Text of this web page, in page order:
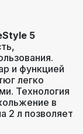
5
и функцией
легко
Технология
в
2 л позволяет